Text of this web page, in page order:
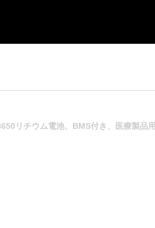
リチウム電池、BMS付き、医療製品用